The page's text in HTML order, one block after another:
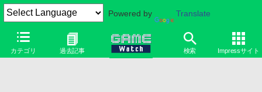
Powered by Translate
カテゴリ 過去記事 検索 Impressサイト